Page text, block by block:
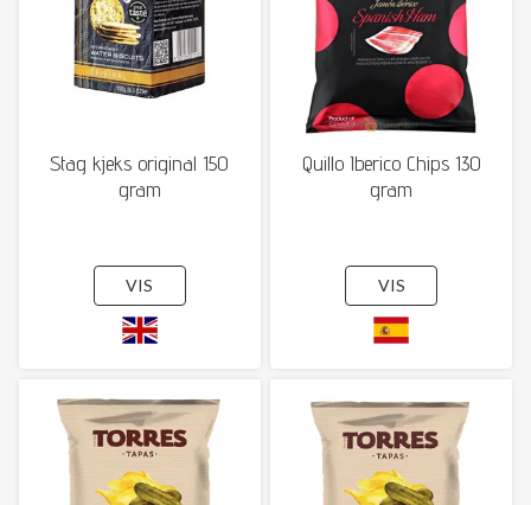
Stag kjeks original 150
gram
VIS
Quillo Iberico Chips 130
gram
VIS